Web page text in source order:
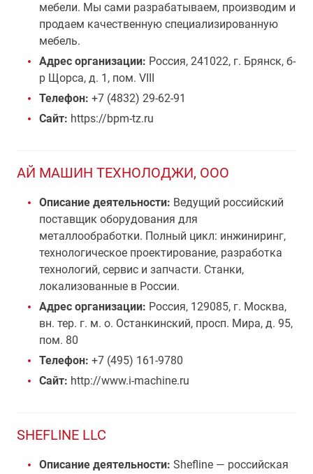
мебели. Мы сами разрабатываем, производим и
продаем качественную специализированную
мебель.
Адрес организации: Россия, 241022, г. Брянск, б-
р Щорса, д. 1, пом. VIII
Телефон: +7 (4832) 29-62-91
Сайт: https://bpm-tz.ru
АЙ МАШИН ТЕХНОЛОДЖИ, ООО
Описание деятельности: Ведущий российский
поставщик оборудования для
металлообработки. Полный цикл: инжиниринг,
технологическое проектирование, разработка
технологий, сервис и запчасти. Станки,
локализованные в России.
Адрес организации: Россия, 129085, г. Москва,
вн. тер. г. м. о. Останкинский, просп. Мира, д. 95,
пом. 80
Телефон: +7 (495) 161-9780
Сайт: http://www.i-machine.ru
SHEFLINE LLC
Описание деятельности: Shefline — российская